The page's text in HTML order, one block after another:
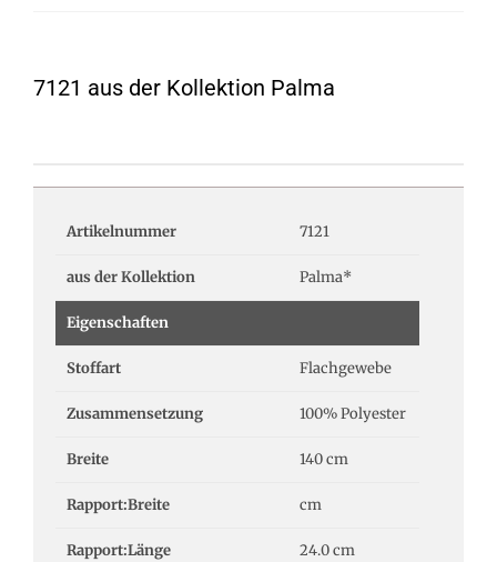
7121 aus der Kollektion Palma
Artikelnummer 7121
aus der Kollektion Palma*
Eigenschaften
Stoffart Flachgewebe
Zusammensetzung 100% Polyester
Breite 140 cm
Rapport:Breite cm
Rapport:Länge 24.0 cm